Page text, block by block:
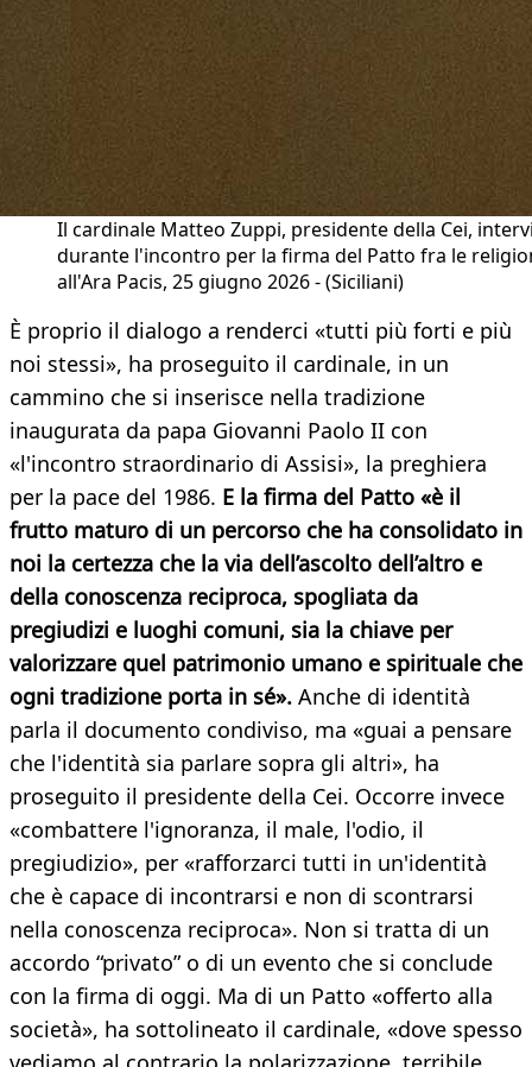
Il cardinale Matteo Zuppi, presidente della Cei,
durante l'incontro per la firma del Patto fra le
all'Ara Pacis, 25 giugno 2026 - (Siciliani)
È proprio il dialogo a renderci «tutti più forti e più
noi stessi», ha proseguito il cardinale, in un
cammino che si inserisce nella tradizione
inaugurata da papa Giovanni Paolo II con
«l'incontro straordinario di Assisi», la preghiera
per la pace del 1986. E la firma del Patto «è il
frutto maturo di un percorso che ha consolidato in
noi la certezza che la via dell’ascolto dell’altro e
della conoscenza reciproca, spogliata da
pregiudizi e luoghi comuni, sia la chiave per
valorizzare quel patrimonio umano e spirituale che
ogni tradizione porta in sé». Anche di identità
parla il documento condiviso, ma «guai a pensare
che l'identità sia parlare sopra gli altri», ha
proseguito il presidente della Cei. Occorre invece
«combattere l'ignoranza, il male, l'odio, il
pregiudizio», per «rafforzarci tutti in un'identità
che è capace di incontrarsi e non di scontrarsi
nella conoscenza reciproca». Non si tratta di un
accordo “privato” o di un evento che si conclude
con la firma di oggi. Ma di un Patto «offerto alla
società», ha sottolineato il cardinale, «dove spesso